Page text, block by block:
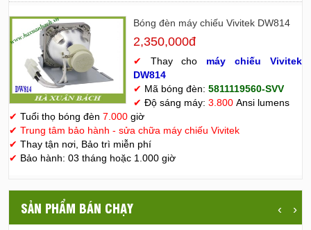
Bóng đèn máy chiếu Vivitek DW814
2,350,000đ
✔ Thay cho máy chiếu Vivitek
DW814
✔ Mã bóng đèn: 5811119560-SVV
✔ Độ sáng máy: 3.800Ansi lumens
✔ Tuổi thọ bóng đèn 7.000 giờ
✔ Trung tâm bảo hành - sửa chữa máy chiếu Vivitek
✔ Thay tận nơi, Bảo trì miễn phí
✔ Bảo hành: 03 tháng hoặc 1.000 giờ
SẢN PHẨM BÁN CHẠY ‹ ›